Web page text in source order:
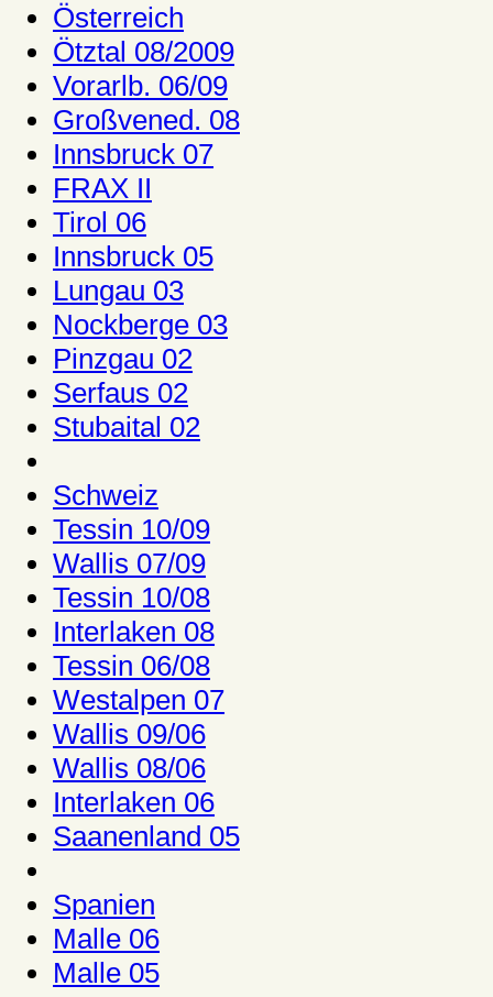
Österreich
Ötztal 08/2009
Vorarlb. 06/09
Großvened. 08
Innsbruck 07
FRAX II
Tirol 06
Innsbruck 05
Lungau 03
Nockberge 03
Pinzgau 02
Serfaus 02
Stubaital 02
Schweiz
Tessin 10/09
Wallis 07/09
Tessin 10/08
Interlaken 08
Tessin 06/08
Westalpen 07
Wallis 09/06
Wallis 08/06
Interlaken 06
Saanenland 05
Spanien
Malle 06
Malle 05